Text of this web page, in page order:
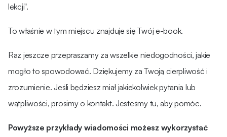
lekcji".
To właśnie w tym miejscu znajduje się Twój e-book.
Raz jeszcze przepraszamy za wszelkie niedogodności, jakie
mogło to spowodować. Dziękujemy za Twoją cierpliwość i
zrozumienie. Jeśli będziesz miał jakiekolwiek pytania lub
wątpliwości, prosimy o kontakt. Jesteśmy tu, aby pomóc.
Powyższe przykłady wiadomości możesz wykorzystać